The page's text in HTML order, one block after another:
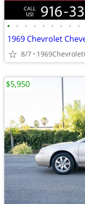
• • • • • • • • •
1969 Chevrolet
8/7
$5,950